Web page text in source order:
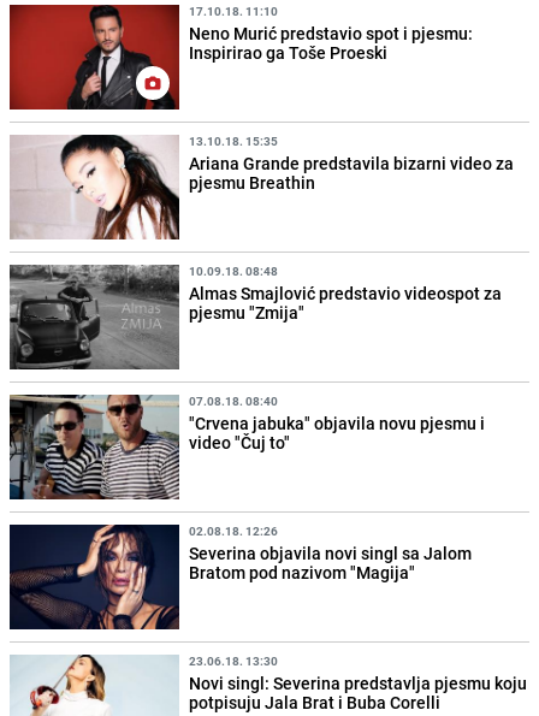
17.10.18. 11:10
Neno Murić predstavio spot i pjesmu:
Inspirirao ga Toše Proeski
13.10.18. 15:35
Ariana Grande predstavila bizarni video za
pjesmu Breathin
10.09.18. 08:48
Almas Smajlović predstavio videospot za
pjesmu "Zmija"
07.08.18. 08:40
"Crvena jabuka" objavila novu pjesmu i
video "Čuj to"
02.08.18. 12:26
Severina objavila novi singl sa Jalom
Bratom pod nazivom "Magija"
23.06.18. 13:30
Novi singl: Severina predstavlja pjesmu koju
potpisuju Jala Brat i Buba Corelli